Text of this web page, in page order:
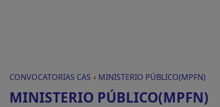
CONVOCATORIAS CAS › MINISTERIO PÚBLICO(MPFN)
MINISTERIO PÚBLICO(MPFN)